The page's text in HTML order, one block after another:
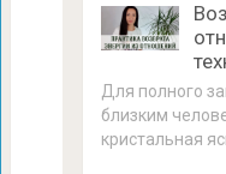
Для полного
близким
кристальная